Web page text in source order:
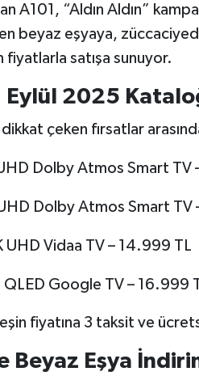
A101, “Aldın Aldın”
beyaz eşyaya,
fiyatlarla satışa sunuyor.
Eylül 2025
çeken fırsatlar
Dolby Atmos Smart TV
Dolby Atmos Smart TV
UHD Vidaa TV – 14.999 TL
Google TV – 16.999
fiyatına 3 taksit ve
Beyaz Eşya